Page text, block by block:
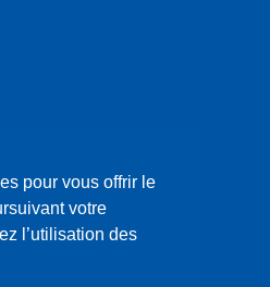
pour vous offrir le
votre
l’utilisation des